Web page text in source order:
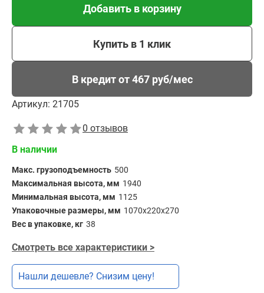
Добавить в корзину
Купить в 1 клик
В кредит от 467 руб/мес
Артикул: 21705
0 отзывов
В наличии
Макс. грузоподъемность 500
Максимальная высота, мм 1940
Минимальная высота, мм 1125
Упаковочные размеры, мм 1070х220х270
Вес в упаковке, кг 38
Смотреть все характеристики >
Нашли дешевле? Снизим цену!